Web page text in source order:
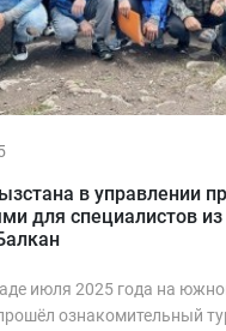
в управлении
для специалистов из
июля 2025 года на
ознакомительный